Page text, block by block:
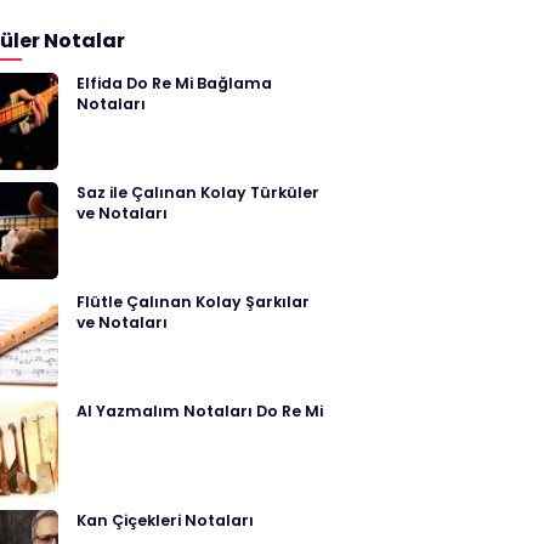
Notalar
Elfida Do Re Mi Bağlama
Notaları
Saz ile Çalınan Kolay Türküler
ve Notaları
Flütle Çalınan Kolay Şarkılar
ve Notaları
Al Yazmalım Notaları Do Re Mi
Kan Çiçekleri Notaları